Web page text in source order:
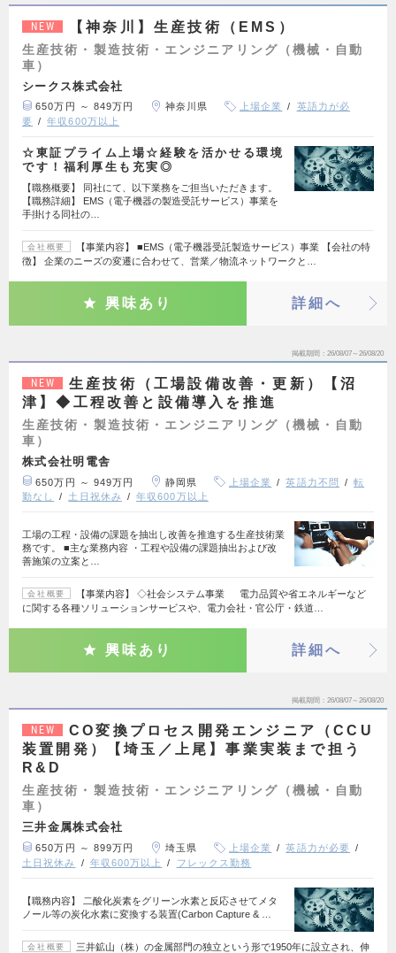
NEW 【神奈川】生産技術（EMS）
生産技術・製造技術・エンジニアリング（機械・自動
車）
シークス株式会社
650万円 ～ 849万円 神奈川県 上場企業
英語力が必
要
年収600万以上
☆東証プライム上場☆経験を活かせる環境
です！福利厚生も充実◎
【職務概要】 同社にて、以下業務をご担当いただきます。
【職務詳細】 EMS（電子機器の製造受託サービス）事業を
手掛ける同社の…
会社概要
【事業内容】 ■EMS（電子機器受託製造サービス）事業 【会社の特
徴】 企業のニーズの変遷に合わせて、営業／物流ネットワークと…
興味あり 詳細へ
掲載期間 26/08/07～26/08/20
NEW
生産技術（工場設備改善・更新）【沼
津】◆工程改善と設備導入を推進
生産技術・製造技術・エンジニアリング（機械・自動
車）
株式会社明電舎
650万円 ～ 949万円 静岡県 上場企業 英語力不問
転
勤なし
土日祝休み 年収600万以上
工場の工程・設備の課題を抽出し改善を推進する生産技術業
務です。 ■主な業務内容 ・工程や設備の課題抽出および改
善施策の立案と…
会社概要
【事業内容】 ◇社会システム事業 電力品質や省エネルギーなど
に関する各種ソリューションサービスや、電力会社・官公庁・鉄道…
興味あり 詳細へ
掲載期間 26/08/07～26/08/20
NEW
CO変換プロセス開発エンジニア（CCU
装置開発）【埼玉／上尾】事業実装まで担う
R&D
生産技術・製造技術・エンジニアリング（機械・自動
車）
三井金属株式会社
650万円 ～ 899万円 埼玉県 上場企業
英語力が必要
土日祝休み
年収600万以上 フレックス勤務
【職務内容】 二酸化炭素をグリーン水素と反応させてメタ
ノール等の炭化水素に変換する装置(Carbon Capture & …
会社概要
三井鉱山（株）の金属部門の独立という形で1950年に設立され、伸